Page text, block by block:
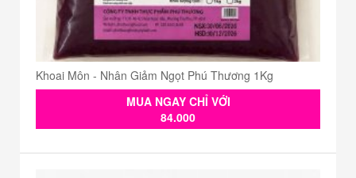
Khoai Môn - Nhân Giảm Ngọt Phú Thương 1Kg
MUA NGAY CHỈ VỚI
84.000